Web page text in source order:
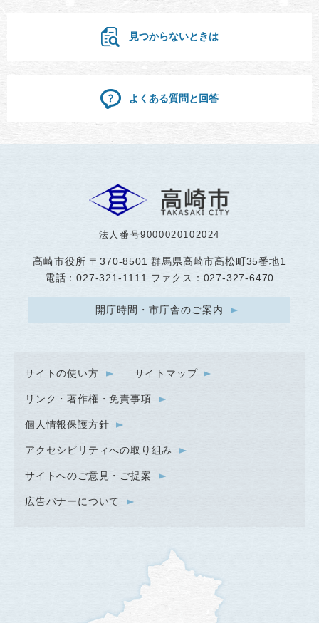
見つからないときは
よくある質問と回答
法人番号9000020102024
高崎市役所 〒370-8501 群馬県高崎市高松町35番地1
電話：027-321-1111 ファクス：027-327-6470
開庁時間・市庁舎のご案内
サイトの使い方 サイトマップ
リンク・著作権・免責事項
個人情報保護方針
アクセシビリティへの取り組み
サイトへのご意見・ご提案
広告バナーについて